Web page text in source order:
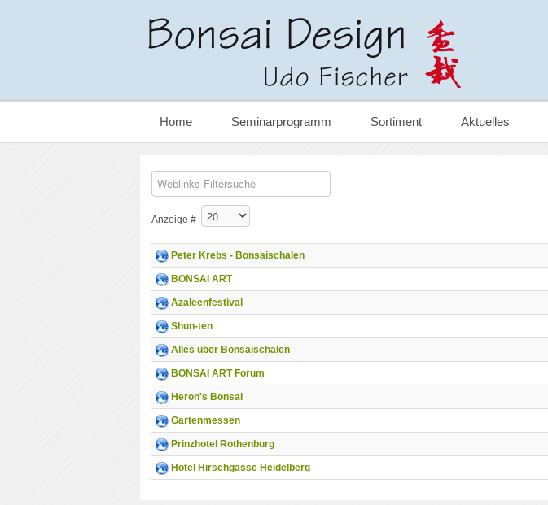
Home Seminarprogramm Sortiment Aktuelles
Versteckt COM_WEBLINKS__FILTER_LABEL
Anzeige #
Peter Krebs - Bonsaischalen
BONSAI ART
Azaleenfestival
Shun-ten
Alles über Bonsaischalen
BONSAI ART Forum
Heron's Bonsai
Gartenmessen
Prinzhotel Rothenburg
Hotel Hirschgasse Heidelberg